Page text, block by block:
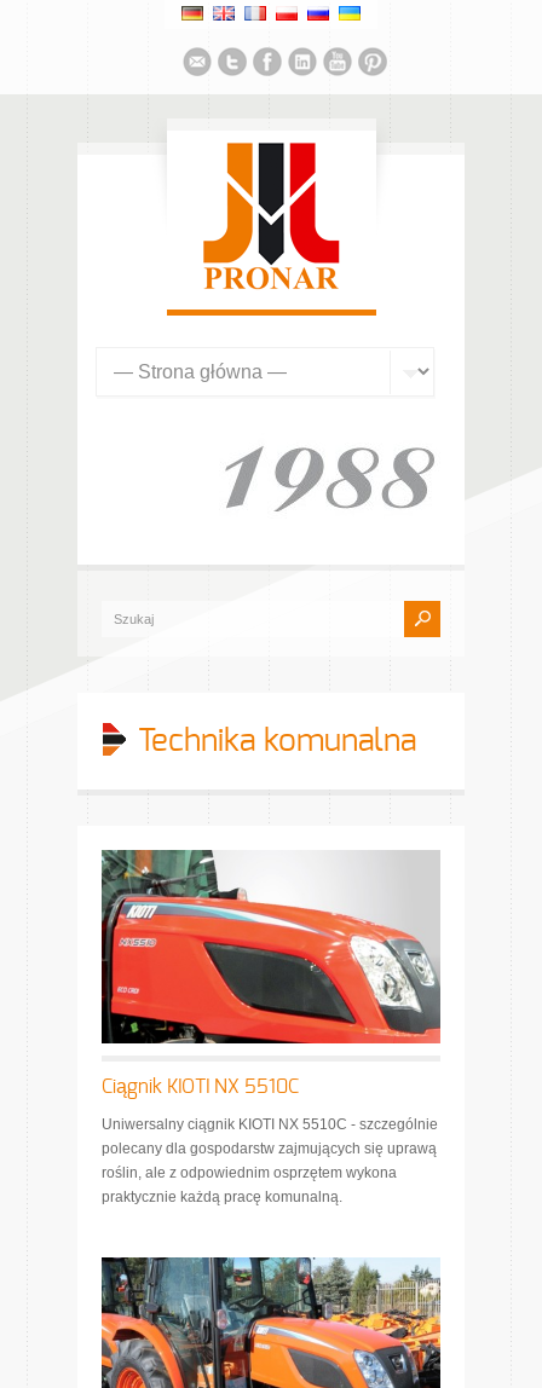
Technika komunalna
Ciągnik KIOTI NX 5510C
Uniwersalny ciągnik KIOTI NX 5510C - szczególnie
polecany dla gospodarstw zajmujących się uprawą
roślin, ale z odpowiednim osprzętem wykona
praktycznie każdą pracę komunalną.